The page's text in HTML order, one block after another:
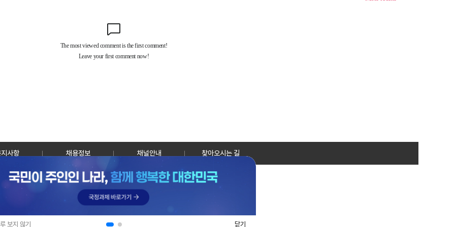
보지 않기 닫기
사항 채용정보 채널안내 찾아오시는 길
30128 세종특별자치시 정부2청사로 13 한국정책방송원 KTV
TEL: 044-204-8000
Copyrightⓒ KTV 국민방송 All Rights Reserved.